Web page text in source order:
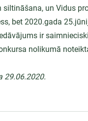
siltināšana, un Vidus
bet 2020.gada
ir
nolikumā
29.06.2020.